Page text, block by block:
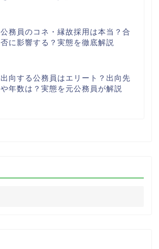
公務員のコネ・縁故採用は本当？合
否に影響する？実態を徹底解説
出向する公務員はエリート？出向先
や年数は？実態を元公務員が解説